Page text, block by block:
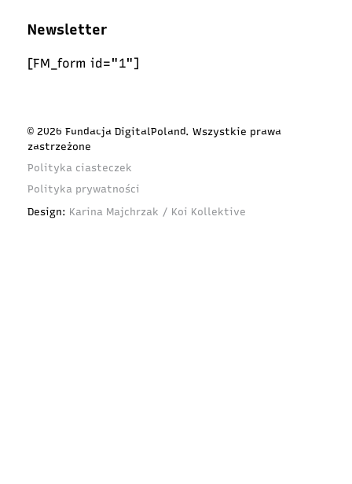
Newsletter
[FM_form id="1"]
© 2026 Fundacja DigitalPoland. Wszystkie prawa
zastrzeżone
Polityka ciasteczek
Polityka prywatności
Design: Karina Majchrzak / Koi Kollektive